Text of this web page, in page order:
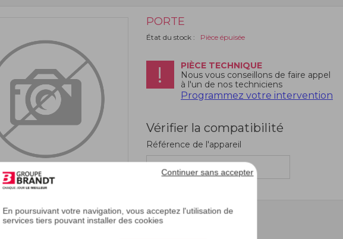
En poursuivant votre navigation, vous acceptez l'utilisation de
services tiers pouvant installer des cookies
Continuer sans accepter
PORTE
État du stock : Pièce épuisée
PIÈCE TECHNIQUE
Nous vous conseillons de faire appel
à l'un de nos techniciens
Programmez votre intervention
Vérifier la compatibilité
Référence de l'appareil